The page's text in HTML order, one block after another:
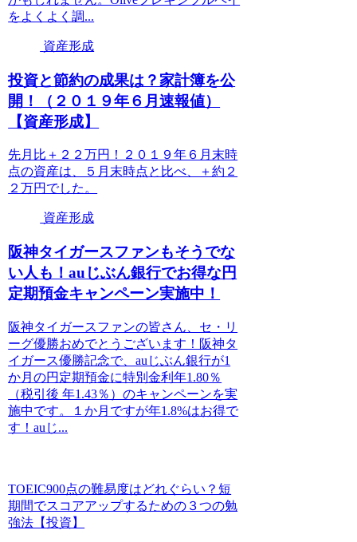
をよくよく調...
資産形成
投資と節約の成果は？家計簿を公
開！（２０１９年６月速報値）
【資産形成】
先月比＋２２万円！２０１９年６月末時
点の資産は、５月末時点と比べ、＋約２
２万円でした。
資産形成
阪神タイガースファンもそうでな
い人も！auじぶん銀行でお得な円
定期預金キャンペーン実施中！
阪神タイガースファンの皆さん、セ・リ
ーグ優勝おめでとうございます！阪神タ
イガース優勝記念で、auじぶん銀行が1
か月の円定期預金に特別金利年1.80％
（税引後 年1.43％）のキャンペーンを実
施中です。１か月ですが年1.8%はお得で
す！auじ...
TOEIC900点の難易度はどれぐらい？短
期間でスコアアップするための３つの勉
強法【投資】